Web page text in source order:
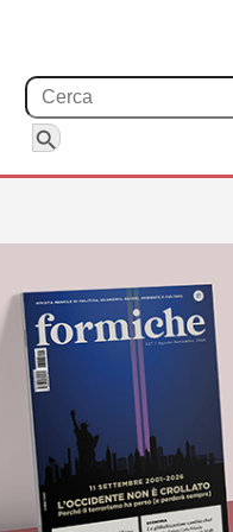
Search Button
i